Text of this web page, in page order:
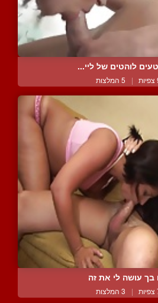
לוהטים של ליי...
| 5 המלצות
בך עושה לי את זה
| 3 המלצות